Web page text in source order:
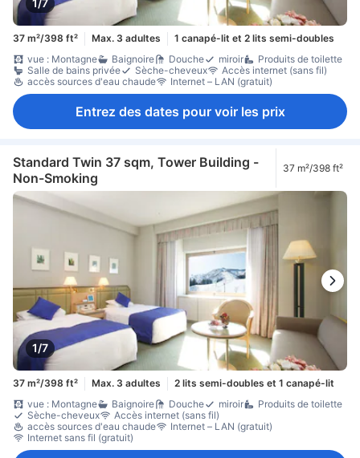
1/7
37 m²/398 ft² Max. 3 adultes
1 canapé-lit et 2 lits semi-doubles
vue : Montagne
Baignoire Douche miroir
Produits de toilette
Salle de bains privée
Sèche-cheveux
Accès internet (sans fil)
accès sources d'eau chaude
Internet – LAN (gratuit)
Entrez des dates pour voir les prix
Standard Twin 37 sqm, Tower Building -
Non-Smoking
37 m²/398 ft²
1/7
37 m²/398 ft² Max. 3 adultes
2 lits semi-doubles et 1 canapé-lit
vue : Montagne
Baignoire Douche miroir
Produits de toilette
Sèche-cheveux
Accès internet (sans fil)
accès sources d'eau chaude
Internet – LAN (gratuit)
Internet sans fil (gratuit)